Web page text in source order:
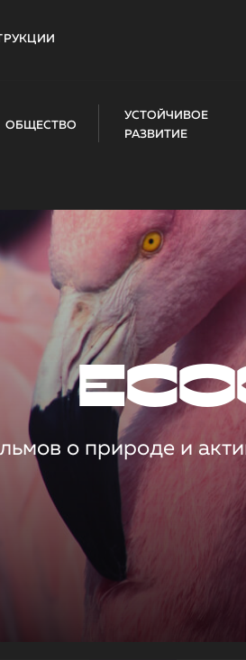
ОБЩЕСТВО
УСТОЙЧИВОЕ
РАЗВИТИЕ
о природе и